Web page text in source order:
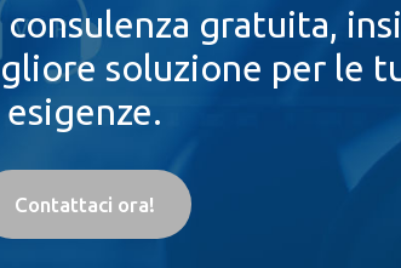
gratuita,
soluzione per le
esigenze.
Contattaci ora!